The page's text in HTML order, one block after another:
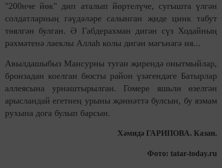
"200нче йөк" дип аталып йөртелүче, сугышта үлгән
солдатларның гәүдәләре салынган җиде цинк табут
төялгән булган. Ә Габдерахман дигән сүз Ходайның
рәхмәтенә лаеклы Аллаһ колы дигән мәгънәгә ия...
Авылдашыбыз Мансурны туган җирендә онытмыйлар,
бронзадан коелган бюсты район үзәгендәге Батырлар
аллеясына урнаштырылган. Гомере яшьли өзелгән
арысландай егетнең урыны җәннәттә булсын, бу язмам
рухына дога булып барсын.
Хәмидә ГАРИПОВА. Казан.
Фото: tatar-today.ru